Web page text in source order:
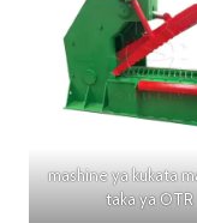
mashine ya kukata
taka ya OTR